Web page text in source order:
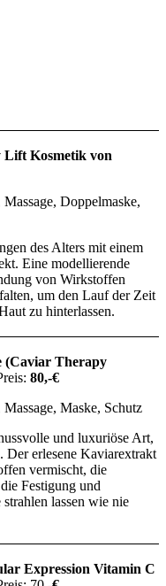
Lift Kosmetik von
Doppelmaske,
des Alters mit einem
Eine modellierende
von Wirkstoffen
um den Lauf der Zeit
zu hinterlassen.
(Caviar Therapy
80,-€
Maske, Schutz
und luxuriöse Art,
Der erlesene Kaviarextrakt
vermischt, die
Festigung und
lassen wie nie
Expression Vitamin C